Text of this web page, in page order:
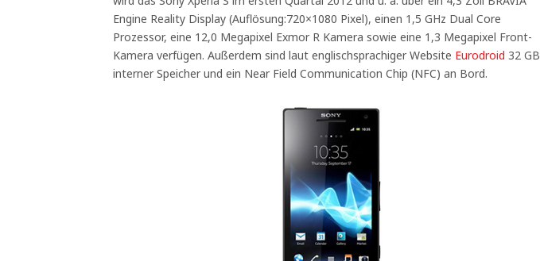
Engine Reality Display (Auflösung:720×1080 Pixel), einen 1,5 GHz Dual Core
Prozessor, eine 12,0 Megapixel Exmor R Kamera sowie eine 1,3 Megapixel Front-
Kamera verfügen. Außerdem sind laut englischsprachiger Website Eurodroid 32 GB
interner Speicher und ein Near Field Communication Chip (NFC) an Bord.